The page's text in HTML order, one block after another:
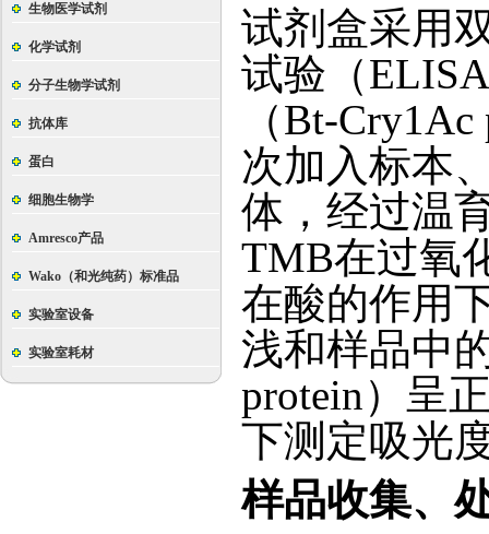
生物医学试剂
化学试剂
分子生物学试剂
抗体库
蛋白
细胞生物学
Amresco产品
Wako（和光纯药）标准品
实验室设备
实验室耗材
试剂盒采用
试验（
（Bt-
次加入标本
体，经过温
TMB在过氧
在酸的作用
浅和样品中
protein）呈
下测定吸光
样品收集、